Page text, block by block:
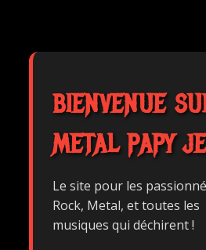
BIENVENUE
METAL PAPY
Le site pour les
Rock, Metal, et toutes les
musiques qui déchirent !